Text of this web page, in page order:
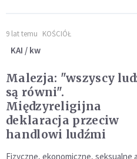
9 lat temu KOŚCIÓŁ
KAI / kw
Malezja: "wszyscy
są równi".
Międzyreligijna
deklaracja przeciw
handlowi ludźmi
Fizyczne, ekonomiczne, seksualne